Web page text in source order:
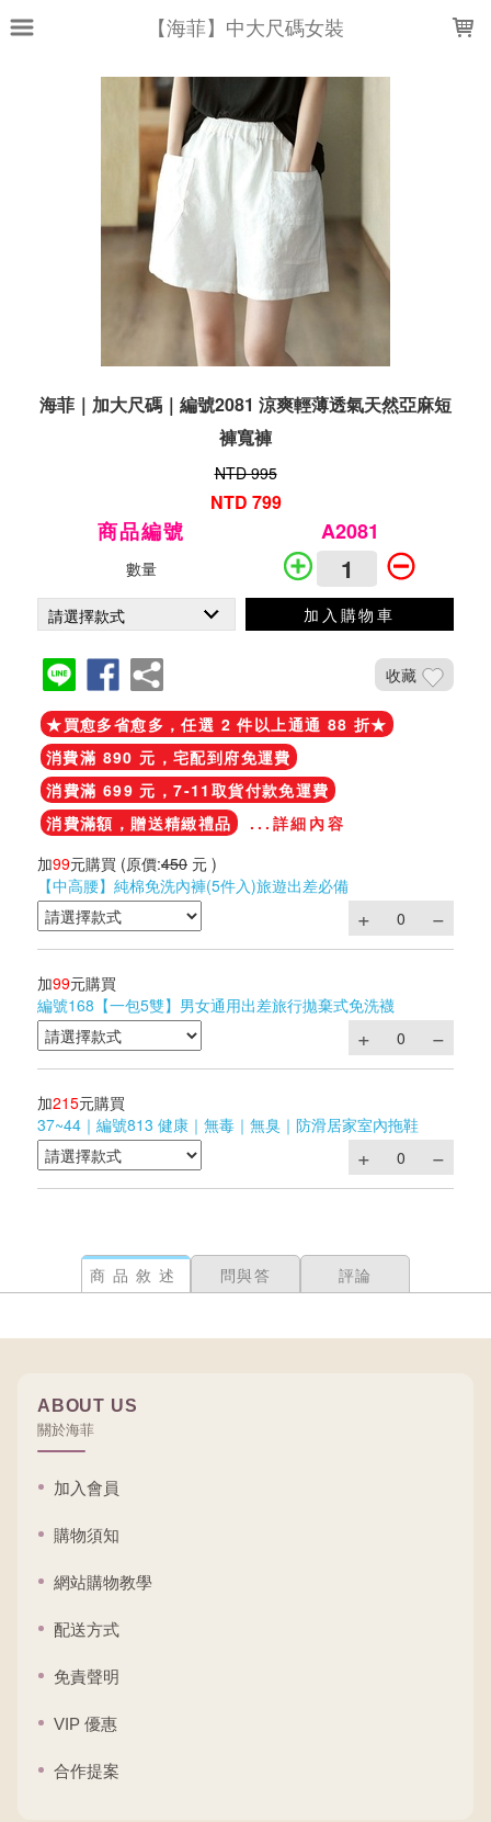
【海菲】中大尺碼女裝
海菲｜加大尺碼｜編號2081 涼爽輕薄透氣天然亞麻短
褲寬褲
NTD 995
NTD 799
商品編號 A2081
數量
加入購物車
收藏
★買愈多省愈多，任選 2 件以上通通 88 折★
消費滿 890 元，宅配到府免運費
消費滿 699 元，7-11取貨付款免運費
消費滿額，贈送精緻禮品
...詳細內容
加99元購買 (原價:450 元 )
【中高腰】純棉免洗內褲(5件入)旅遊出差必備
加99元購買
編號168【一包5雙】男女通用出差旅行拋棄式免洗襪
加215元購買
37~44｜編號813 健康｜無毒｜無臭｜防滑居家室內拖鞋
商品敘述 問與答 評論